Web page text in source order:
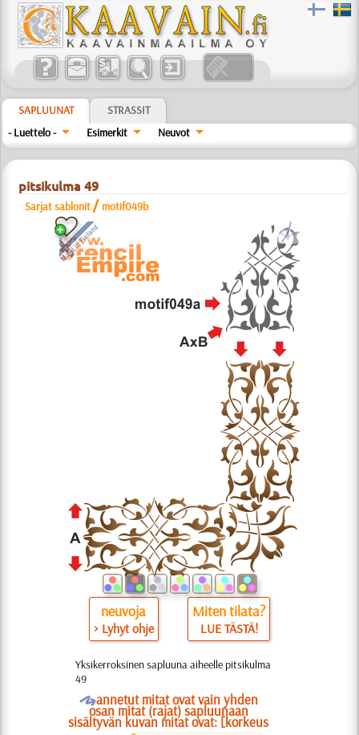
SAPLUUNAT
STRASSIT
- Luettelo -
Esimerkit Neuvot
pitsikulma 49
Sarjat sablonit / motif049b
a
neuvoja
> Lyhyt ohje
Miten tilata?
LUE TÄSTÄ!
Yksikerroksinen sapluuna aiheelle pitsikulma
49
Oannetut mitat ovat vain yhden
osan mitat (rajat) sapluunaan
sisältyvän kuvan mitat ovat: [korkeus